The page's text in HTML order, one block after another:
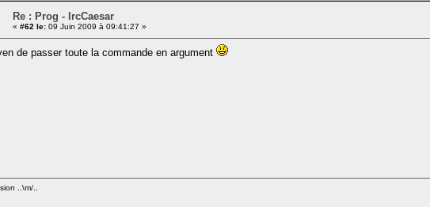
Re : Prog - IrcCaesar
« #62 le: 09 Juin 2009 à 09:41:27 »
de passer toute la commande en argument
..\m/..